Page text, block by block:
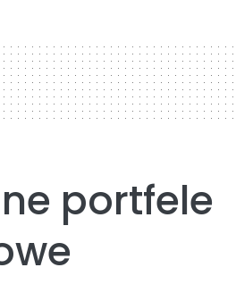
portfele